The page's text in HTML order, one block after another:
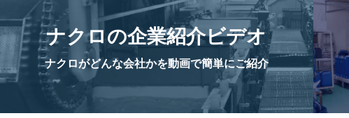
ナクロの企業紹介ビデオ
ナクロがどんな会社かを動画で簡単にご紹介